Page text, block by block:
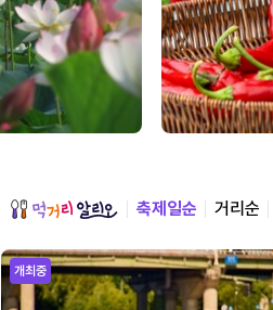
축제일순 거리순
개최중